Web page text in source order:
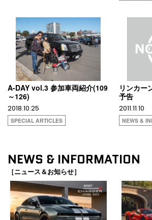
A-DAY vol.3 参加車両紹介(109
～126)
2018.10.25
SPECIAL ARTICLES
リンカー
予告
2011.11.10
NEWS &
NEWS & INFORMATION
［ニュース＆お知らせ］